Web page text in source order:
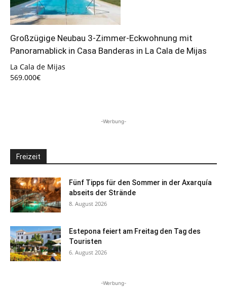
Großzügige Neubau 3-Zimmer-Eckwohnung mit
Panoramablick in Casa Banderas in La Cala de Mijas
La Cala de Mijas
569.000€
-Werbung-
Freizeit
Fünf Tipps für den Sommer in der Axarquía
abseits der Strände
8. August 2026
Estepona feiert am Freitag den Tag des
Touristen
6. August 2026
-Werbung-